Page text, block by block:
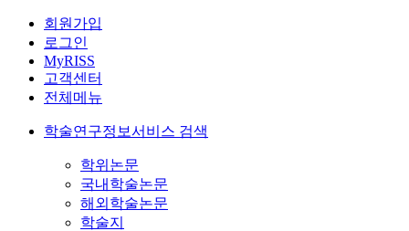
회원가입
로그인
MyRISS
고객센터
전체메뉴
학술연구정보서비스 검색
학위논문
국내학술논문
해외학술논문
학술지